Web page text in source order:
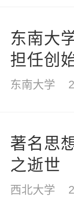
东南大
担任创
东南大学
著名思
之逝世
西北大学